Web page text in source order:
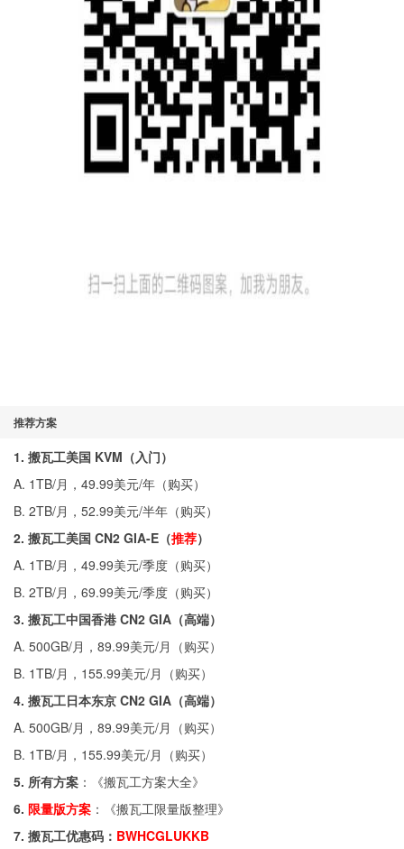
推荐方案
1. 搬瓦工美国 KVM（入门）
A. 1TB/月，49.99美元/年（购买）
B. 2TB/月，52.99美元/半年（购买）
2. 搬瓦工美国 CN2 GIA-E（推荐）
A. 1TB/月，49.99美元/季度（购买）
B. 2TB/月，69.99美元/季度（购买）
3. 搬瓦工中国香港 CN2 GIA（高端）
A. 500GB/月，89.99美元/月（购买）
B. 1TB/月，155.99美元/月（购买）
4. 搬瓦工日本东京 CN2 GIA（高端）
A. 500GB/月，89.99美元/月（购买）
B. 1TB/月，155.99美元/月（购买）
5. 所有方案 ：《搬瓦工方案大全》
6. 限量版方案 ：《搬瓦工限量版整理》
7. 搬瓦工优惠码： BWHCGLUKKB